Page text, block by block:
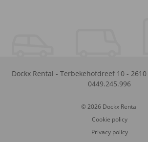
Dockx Rental - Terbekehofdreef 10 - 2610
0449.245.996
© 2026 Dockx Rental
Cookie policy
Privacy policy